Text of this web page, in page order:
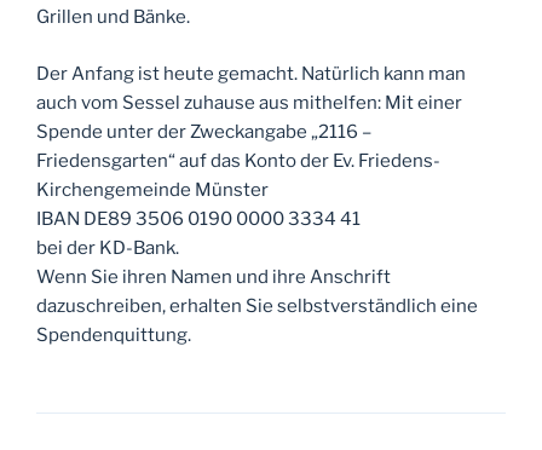
Grillen und Bänke.
Der Anfang ist heute gemacht. Natürlich kann man
auch vom Sessel zuhause aus mithelfen: Mit einer
Spende unter der Zweckangabe „2116 –
Friedensgarten“ auf das Konto der Ev. Friedens-
Kirchengemeinde Münster
IBAN DE89 3506 0190 0000 3334 41
bei der KD-Bank.
Wenn Sie ihren Namen und ihre Anschrift
dazuschreiben, erhalten Sie selbstverständlich eine
Spendenquittung.